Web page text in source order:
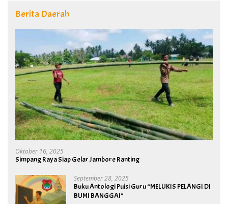
Berita Daerah
Oktober 16, 2025
Simpang Raya Siap Gelar Jambore Ranting
September 28, 2025
Buku Antologi Puisi Guru “MELUKIS PELANGI DI
BUMI BANGGAI”